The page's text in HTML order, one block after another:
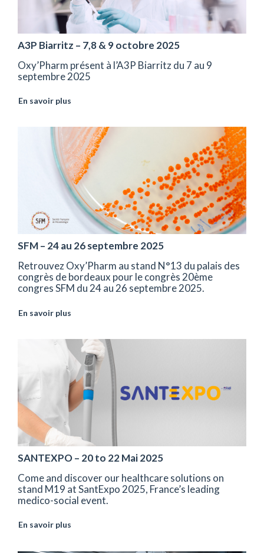
A3P Biarritz – 7,8 & 9 octobre 2025
Oxy’Pharm présent à l’A3P Biarritz du 7 au 9
septembre 2025
En savoir plus
SFM – 24 au 26 septembre 2025
Retrouvez Oxy’Pharm au stand N°13 du palais des
congrès de bordeaux pour le congrès 20ème
congres SFM du 24 au 26 septembre 2025.
En savoir plus
SANTEXPO – 20 to 22 Mai 2025
Come and discover our healthcare solutions on
stand M19 at SantExpo 2025, France’s leading
medico-social event.
En savoir plus